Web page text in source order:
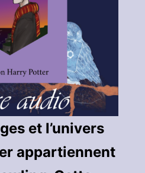
et l’univers
appartiennent